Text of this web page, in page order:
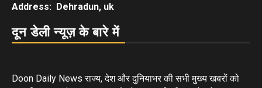
Address: Dehradun, uk
दून डेली न्यूज़ के बारे में
Doon Daily News राज्य, देश और दुनियाभर की सभी मुख्य खबरों को